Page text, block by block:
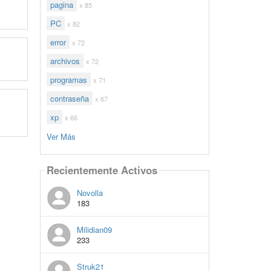
pagina x 85
PC x 82
error x 72
archivos x 72
programas x 71
contraseña x 67
xp x 66
Ver Más
Recientemente Activos
Novolla
183
Milidian09
233
Struk21